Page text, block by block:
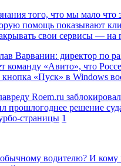
того, что мы мало
помощь показывают
свои сервисы — на
Варванин: директор по
команду «Авито», что
«Пуск» в Windows
Roem.ru
прошлогоднее решение
страницы 1
водителю? И кому